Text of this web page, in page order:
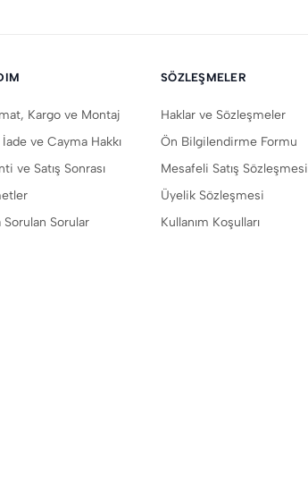
Kargo ve Montaj
ve Cayma Hakkı
ve Satış Sonrası
Sorulan Sorular
SÖZLEŞMELER
Haklar ve Sözleşmeler
Ön Bilgilendirme Formu
Mesafeli Satış Sözleşmesi
Üyelik Sözleşmesi
Kullanım Koşulları